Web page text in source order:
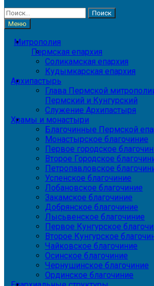
Найти:
Меню
Митрополия
Пермская епархия
Соликамская епархия
Кудымкарская епархия
Архипастырь
Глава Пермской
Пермский и Кунгурский
Служение Архипастыря
Храмы и монастыри
Благочинные Пермской
Монастырское благочиние
Первое городское
Второе Городское
Петропавловское
Успенское благочиние
Лобановское благочиние
Закамское благочиние
Добрянское благочиние
Лысьвенское благочиние
Первое Кунгурское
Второе Кунгурское
Чайковское благочиние
Осинское благочиние
Чернушинское благочиние
Ординское благочиние